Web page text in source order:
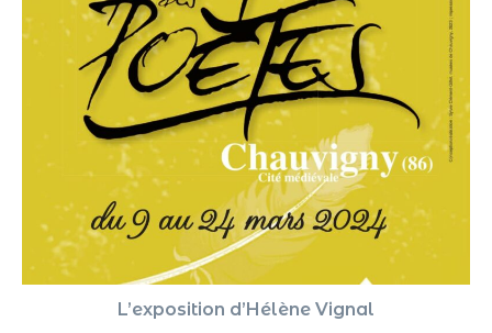
L’exposition d’Hélène Vignal